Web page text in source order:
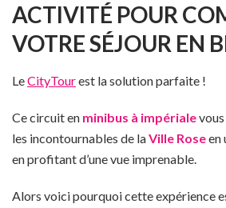
ACTIVITÉ POUR
VOTRE SÉJOUR EN
LeCityTourest la solution parfaite !
Ce circuit en minibus à impériale
les incontournables de laVille Roseen
en profitant d’une vue imprenable.
Alors voici pourquoi cette expérience